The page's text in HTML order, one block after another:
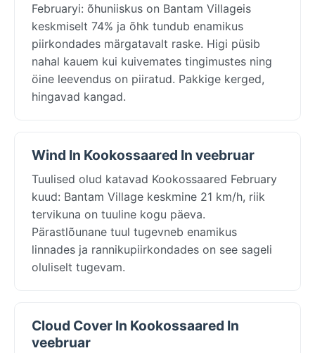
Februaryi: õhuniiskus on Bantam Villageis
keskmiselt 74% ja õhk tundub enamikus
piirkondades märgatavalt raske. Higi püsib
nahal kauem kui kuivemates tingimustes ning
öine leevendus on piiratud. Pakkige kerged,
hingavad kangad.
Wind In Kookossaared In veebruar
Tuulised olud katavad Kookossaared February
kuud: Bantam Village keskmine 21 km/h, riik
tervikuna on tuuline kogu päeva.
Pärastlõunane tuul tugevneb enamikus
linnades ja rannikupiirkondades on see sageli
oluliselt tugevam.
Cloud Cover In Kookossaared In
veebruar